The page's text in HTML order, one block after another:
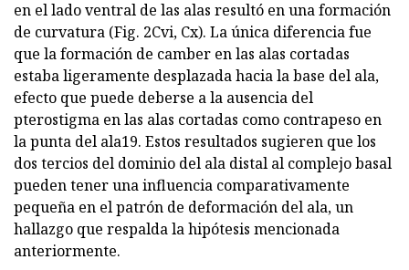
en el lado ventral de las alas resultó en una formación
de curvatura (Fig. 2Cvi, Cx). La única diferencia fue
que la formación de camber en las alas cortadas
estaba ligeramente desplazada hacia la base del ala,
efecto que puede deberse a la ausencia del
pterostigma en las alas cortadas como contrapeso en
la punta del ala19. Estos resultados sugieren que los
dos tercios del dominio del ala distal al complejo basal
pueden tener una influencia comparativamente
pequeña en el patrón de deformación del ala, un
hallazgo que respalda la hipótesis mencionada
anteriormente.